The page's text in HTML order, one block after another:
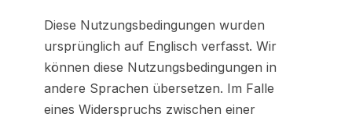
Diese Nutzungsbedingungen wurden
ursprünglich auf Englisch verfasst. Wir
können diese Nutzungsbedingungen in
andere Sprachen übersetzen. Im Falle
eines Widerspruchs zwischen einer